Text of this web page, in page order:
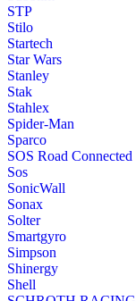
STP
Stilo
Startech
Star Wars
Stanley
Stak
Stahlex
Spider-Man
Sparco
SOS Road Connected
Sos
SonicWall
Sonax
Solter
Smartgyro
Simpson
Shinergy
Shell